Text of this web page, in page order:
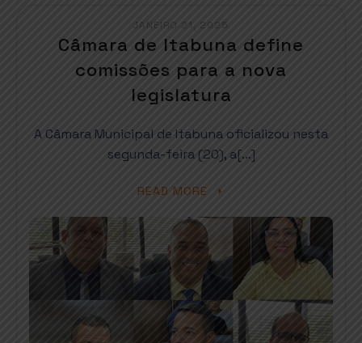
JANEIRO 21, 2025
Câmara de Itabuna define
comissões para a nova
legislatura
A Câmara Municipal de Itabuna oficializou nesta
segunda-feira (20), a[…]
READ MORE